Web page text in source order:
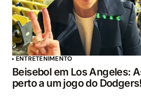
ENTRETENIMENTO
Beisebol em Los Angeles:
perto a um jogo do Dodgers!